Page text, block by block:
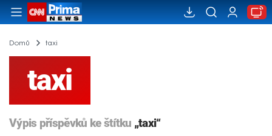
Domů taxi
taxi
Výpis příspěvků ke štítku „taxi“